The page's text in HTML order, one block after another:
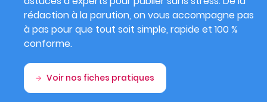
rédaction à la parution, on vous accompagne pas
à pas pour que tout soit simple, rapide et 100 %
conforme.
Voir nos fiches pratiques